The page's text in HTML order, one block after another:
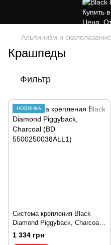
Альпинизм и скалолазание
Крашпеды
Фильтр
НОВИНКА
Система крепления Black
Diamond Piggyback, Charcoal
(BD 5500250038ALL1)
1 334 грн